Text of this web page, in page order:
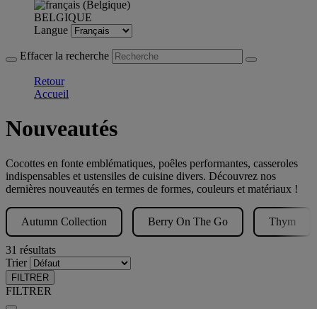
BELGIQUE
Langue
Effacer la recherche
Retour
Accueil
Nouveautés
Cocottes en fonte emblématiques, poêles performantes, casseroles
indispensables et ustensiles de cuisine divers. Découvrez nos
dernières nouveautés en termes de formes, couleurs et matériaux !
Autumn Collection Berry On The Go Thym
31 résultats
Trier
FILTRER
FILTRER